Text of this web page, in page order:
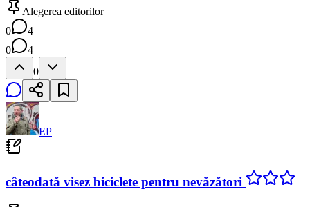
Alegerea editorilor
0
4
0
4
0
EP
câteodată visez biciclete pentru nevăzători